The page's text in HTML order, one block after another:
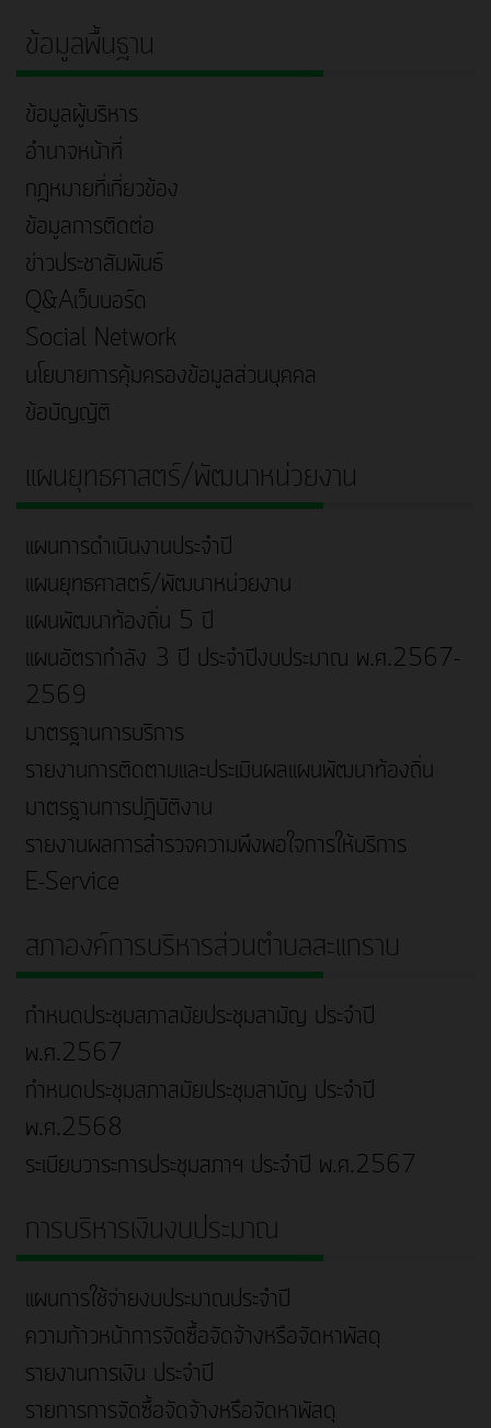
ข้อมูลพื้นฐาน
ข้อมูลผู้บริหาร
อำนาจหน้าที่
กฎหมายที่เกี่ยวข้อง
ข้อมูลการติดต่อ
ข่าวประชาสัมพันธ์
Q&Aเว็บบอร์ด
Social Network
นโยบายการคุ้มครองข้อมูลส่วนบุคคล
ข้อบัญญัติ
แผนยุทธศาสตร์/พัฒนาหน่วยงาน
แผนการดำเนินงานประจำปี
แผนยุทธศาสตร์/พัฒนาหน่วยงาน
แผนพัฒนาท้องถิ่น 5 ปี
แผนอัตรากำลัง 3 ปี ประจำปีงบประมาณ พ.ศ.2567-
2569
มาตรฐานการบริการ
รายงานการติดตามและประเมินผลแผนพัฒนาท้องถิ่น
มาตรฐานการปฎิบัติงาน
รายงานผลการสำรวจความพึงพอใจการให้บริการ
E-Service
สภาองค์การบริหารส่วนตำบลสะแกราบ
กำหนดประชุมสภาสมัยประชุมสามัญ ประจำปี
พ.ศ.2567
กำหนดประชุมสภาสมัยประชุมสามัญ ประจำปี
พ.ศ.2568
ระเบียบวาระการประชุมสภาฯ ประจำปี พ.ศ.2567
การบริหารเงินงบประมาณ
แผนการใช้จ่ายงบประมาณประจำปี
ความก้าวหน้าการจัดซื้อจัดจ้างหรือจัดหาพัสดุ
รายงานการเงิน ประจำปี
รายการการจัดซื้อจัดจ้างหรือจัดหาพัสดุ